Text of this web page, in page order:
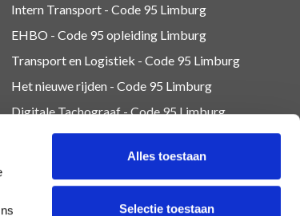
Alles toestaan
Selectie toestaan
Intern Transport - Code 95 Limburg
EHBO - Code 95 opleiding Limburg
Transport en Logistiek - Code 95 Limburg
Het nieuwe rijden - Code 95 Limburg
Digitale Tachograaf - Code 95 Limburg
Lading zekeren - Code 95 Limburg
Limburg